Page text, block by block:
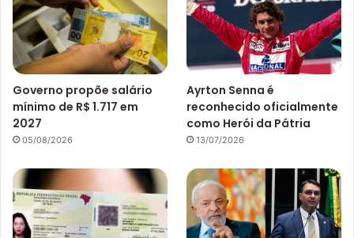
Governo propõe salário
mínimo de R$ 1.717 em
2027
05/08/2026
Ayrton Senna é
reconhecido oficialmente
como Herói da Pátria
13/07/2026